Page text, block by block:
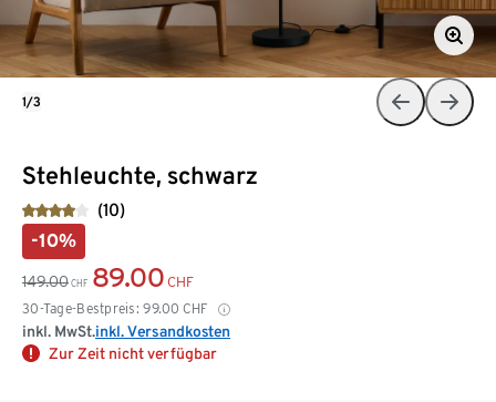
Stehleuchte, schwarz
(10)
-10%
149.00 CHF 89.00 CHF
30-Tage-Bestpreis: 99.00 CHF
inkl. MwSt.inkl. Versandkosten
Zur Zeit nicht verfügbar
1/3